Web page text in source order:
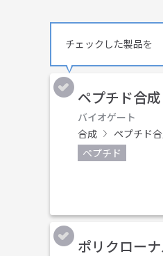
チェックした製品を
ペプチド合成
バイオゲート
合成
ペプチド
ペプチド
ポリクロー